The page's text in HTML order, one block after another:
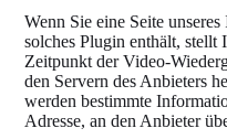
Wenn Sie eine Seite
solches Plugin enthält, stellt
Zeitpunkt der Video-
den Servern des Anbieters
werden bestimmte
Adresse, an den Anbieter